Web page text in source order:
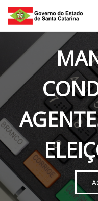
Skip to content